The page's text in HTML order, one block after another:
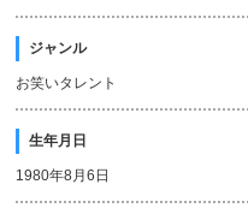
ジャンル
お笑いタレント
生年月日
1980年8月6日